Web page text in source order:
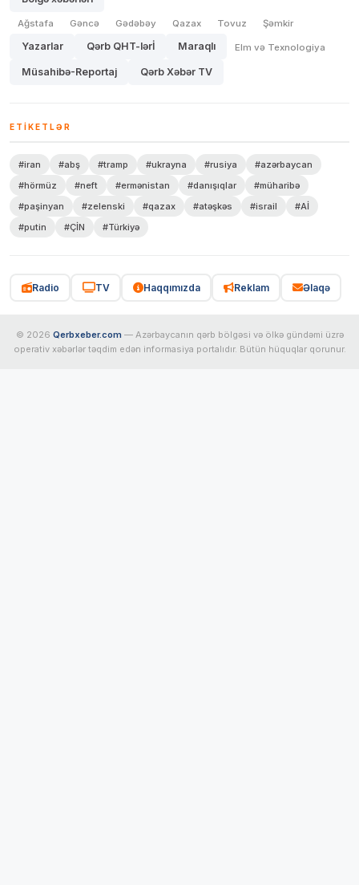
Ağstafa Gəncə Gədəbəy Qazax Tovuz Şəmkir
Yazarlar Qərb QHT-lərİ Maraqlı Elm və Texnologiya
Müsahibə-Reportaj Qərb Xəbər TV
ETIKETLƏR
#iran #abş #tramp #ukrayna #rusiya
#azərbaycan
#hörmüz
#neft #ermənistan #danışıqlar
#müharibə
#paşinyan
#zelenski #qazax #atəşkəs #israil
#Aİ
#putin
#ÇİN #Türkiyə
Radio TV Haqqımızda Reklam Əlaqə
© 2026 Qerbxeber.com — Azərbaycanın qərb bölgəsi və ölkə gündəmi üzrə
operativ xəbərlər təqdim edən informasiya portalıdır. Bütün hüquqlar qorunur.